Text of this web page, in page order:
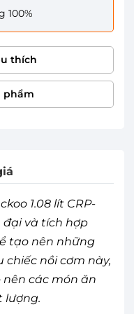
100%
thích
1.08 lít CRP-
đại và tích hợp
tạo nên những
chiếc nồi cơm này,
các món ăn
lượng.